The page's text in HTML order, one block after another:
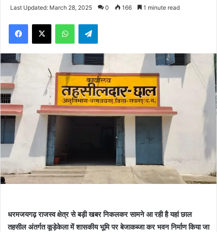
Last Updated: March 28, 2025 0 166 1 minute read
Facebook
X WhatsAppTelegram
धरमजयगढ़ राजस्व क्षेत्र से बड़ी खबर निकलकर सामने आ रही है यहां छाल
तहसील अंतर्गत कूड़ेकेला में शासकीय भूमि पर बेजाकब्जा कर भवन निर्माण किया जा